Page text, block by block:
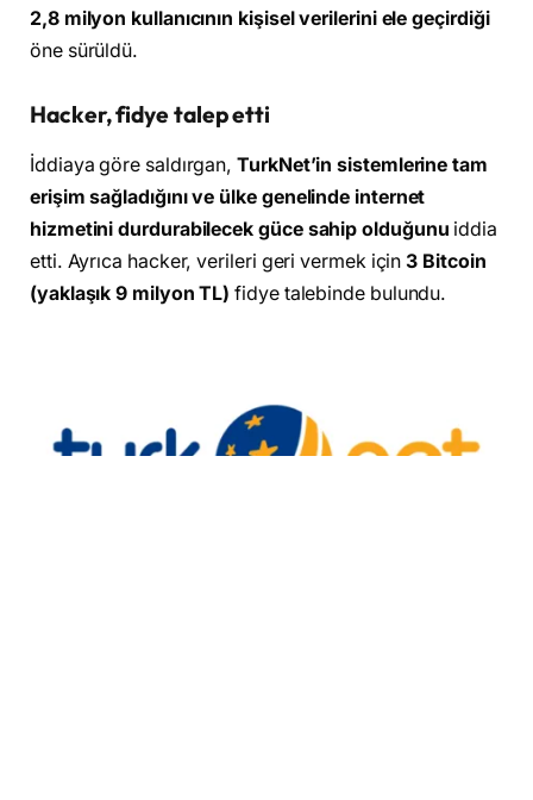
2,8 milyon kullanıcının kişisel verilerini ele geçirdiği
öne sürüldü.
Hacker, fidye talep etti
İddiaya göre saldırgan,TurkNet’in sistemlerine tam
erişim sağladığını ve ülke genelinde internet
hizmetini durdurabilecek güce sahip olduğunu iddia
etti. Ayrıca hacker, verileri geri vermek için3 Bitcoin
(yaklaşık 9 milyon TL) fidye talebinde bulundu.